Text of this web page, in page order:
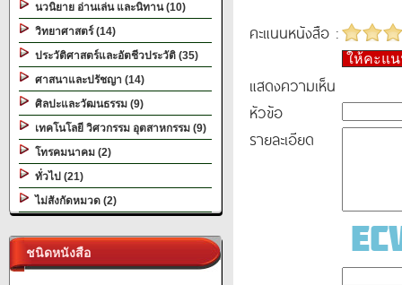
นวนิยาย อ่านเล่น และนิทาน (10)
วิทยาศาสตร์ (14)
ประวัติศาสตร์และอัตชีวประวัติ (35)
ศาสนาและปรัชญา (14)
ศิลปะและวัฒนธรรม (9)
เทคโนโลยี วิศวกรรม อุตสาหกรรม (9)
โทรคมนาคม (2)
ทั่วไป (21)
ไม่สังกัดหมวด (2)
ชนิดหนังสือ
คะแนนหนังสือ :
ให้คะแ
แสดงความเห็น
หัวข้อ
รายละเอียด